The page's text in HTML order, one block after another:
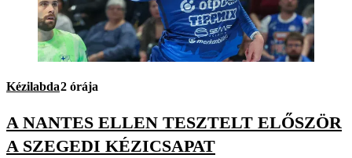
Kézilabda2 órája
A NANTES ELLEN TESZTELT ELŐSZÖR
A SZEGEDI KÉZICSAPAT